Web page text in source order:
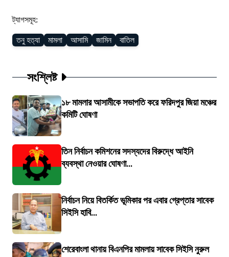
ট্যাগসমূহ:
তনু হত্যা মামলা আসামি জামিন বাতিল
সংশ্লিষ্ট
১৮ মামলার আসামীকে সভাপতি করে ফরিদপুর জিয়া মঞ্চের
কমিটি ঘোষণা
তিন নির্বাচন কমিশনের সদস্যদের বিরুদ্ধে আইনি
ব্যবস্থা নেওয়ার ঘোষণা...
নির্বাচন নিয়ে বিতর্কিত ভূমিকার পর এবার গ্রেপ্তার সাবেক
সিইসি হাবি...
শেরেবাংলা থানায় বিএনপির মামলায় সাবেক সিইসি নুরুল